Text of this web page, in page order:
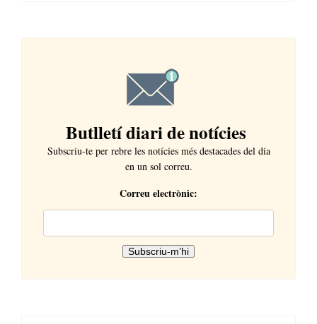
Butlletí diari de notícies
Subscriu-te per rebre les notícies més destacades del dia
en un sol correu.
Correu electrònic: